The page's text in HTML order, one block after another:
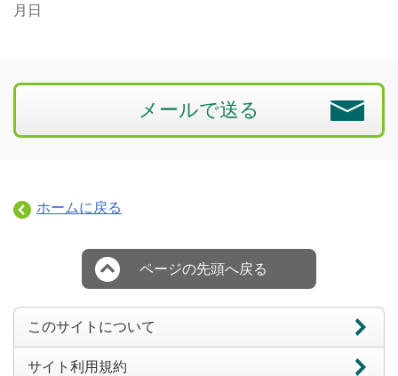
月日
メールで送る
ホームに戻る
ページの先頭へ戻る
このサイトについて
サイト利用規約